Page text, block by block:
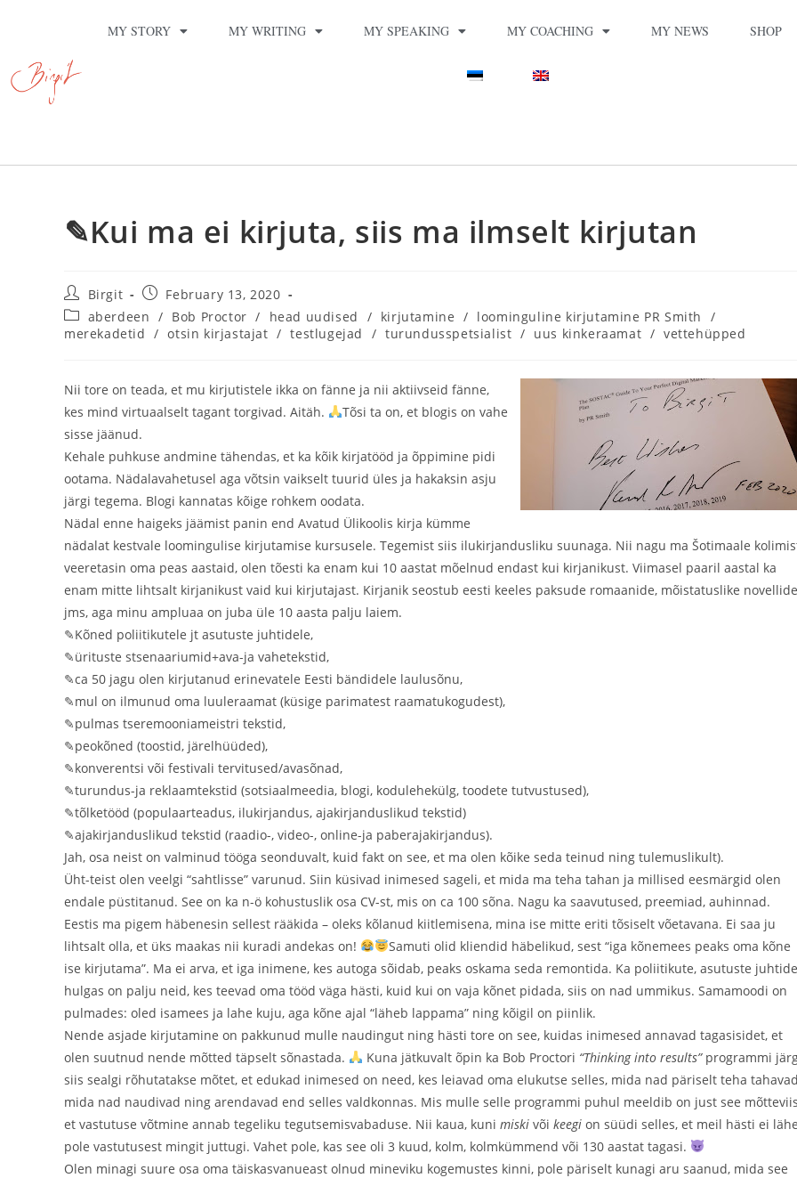
MY STORY MY WRITING MY SPEAKING MY COACHING MY NEWS SHOP
✎Kui ma ei kirjuta, siis ma ilmselt kirjutan
Birgit
February 13, 2020
aberdeen / Bob Proctor / head uudised / kirjutamine / loominguline kirjutamine PR Smith
/
merekadetid / otsin kirjastajat / testlugejad / turundusspetsialist / uus kinkeraamat / vettehüpped
Nii tore on teada, et mu kirjutistele ikka on fänne ja nii aktiivseid fänne,
kes mind virtuaalselt tagant torgivad. Aitäh.
Tõsi ta on, et blogis on vahe
sisse jäänud.
Kehale puhkuse andmine tähendas, et ka kõik kirjatööd ja õppimine pidi
ootama. Nädalavahetusel aga võtsin vaikselt tuurid üles ja hakaksin asju
järgi tegema. Blogi kannatas kõige rohkem oodata.
Nädal enne haigeks jäämist panin end Avatud Ülikoolis kirja kümme
nädalat kestvale loomingulise kirjutamise kursusele. Tegemist siis ilukirjandusliku suunaga. Nii nagu ma Šotimaale
veeretasin oma peas aastaid, olen tõesti ka enam kui 10 aastat mõelnud endast kui kirjanikust. Viimasel paaril aastal ka
enam mitte lihtsalt kirjanikust vaid kui kirjutajast. Kirjanik seostub eesti keeles paksude romaanide, mõistatuslike novellide
jms, aga minu ampluaa on juba üle 10 aasta palju laiem.
✎Kõned poliitikutele jt asutuste juhtidele,
✎ürituste stsenaariumid+ava-ja vahetekstid,
✎ca 50 jagu olen kirjutanud erinevatele Eesti bändidele laulusõnu,
✎mul on ilmunud oma luuleraamat (küsige parimatest raamatukogudest),
✎pulmas tseremooniameistri tekstid,
✎peokõned (toostid, järelhüüded),
✎konverentsi või festivali tervitused/avasõnad,
✎turundus-ja reklaamtekstid (sotsiaalmeedia, blogi, kodulehekülg, toodete tutvustused),
✎tõlketööd (populaarteadus, ilukirjandus, ajakirjanduslikud tekstid)
✎ajakirjanduslikud tekstid (raadio-, video-, online-ja paberajakirjandus).
Jah, osa neist on valminud tööga seonduvalt, kuid fakt on see, et ma olen kõike seda teinud ning tulemuslikult).
Üht-teist olen veelgi “sahtlisse” varunud. Siin küsivad inimesed sageli, et mida ma teha tahan ja millised eesmärgid olen
endale püstitanud. See on ka n-ö kohustuslik osa CV-st, mis on ca 100 sõna. Nagu ka saavutused, preemiad, auhinnad.
Eestis ma pigem häbenesin sellest rääkida – oleks kõlanud kiitlemisena, mina ise mitte eriti tõsiselt võetavana. Ei saa ju
lihtsalt olla, et üks maakas nii kuradi andekas on!
Samuti olid kliendid häbelikud, sest “iga kõnemees peaks oma kõne
ise kirjutama”. Ma ei arva, et iga inimene, kes autoga sõidab, peaks oskama seda remontida. Ka poliitikute, asutuste juhtide
hulgas on palju neid, kes teevad oma tööd väga hästi, kuid kui on vaja kõnet pidada, siis on nad ummikus. Samamoodi on
pulmades: oled isamees ja lahe kuju, aga kõne ajal “läheb lappama” ning kõigil on piinlik.
Nende asjade kirjutamine on pakkunud mulle naudingut ning hästi tore on see, kuidas inimesed annavad tagasisidet, et
olen suutnud nende mõtted täpselt sõnastada.
Kuna jätkuvalt õpin ka Bob Proctori “Thinking into results” programmi
siis sealgi rõhutatakse mõtet, et edukad inimesed on need, kes leiavad oma elukutse selles, mida nad päriselt teha
mida nad naudivad ning arendavad end selles valdkonnas. Mis mulle selle programmi puhul meeldib on just see
et vastutuse võtmine annab tegeliku tegutsemisvabaduse. Nii kaua, kuni miski või keegi on süüdi selles, et meil hästi ei
pole vastutusest mingit juttugi. Vahet pole, kas see oli 3 kuud, kolm, kolmkümmend või 130 aastat tagasi.
Olen minagi suure osa oma täiskasvanueast olnud mineviku kogemustes kinni, pole päriselt kunagi aru saanud, mida see